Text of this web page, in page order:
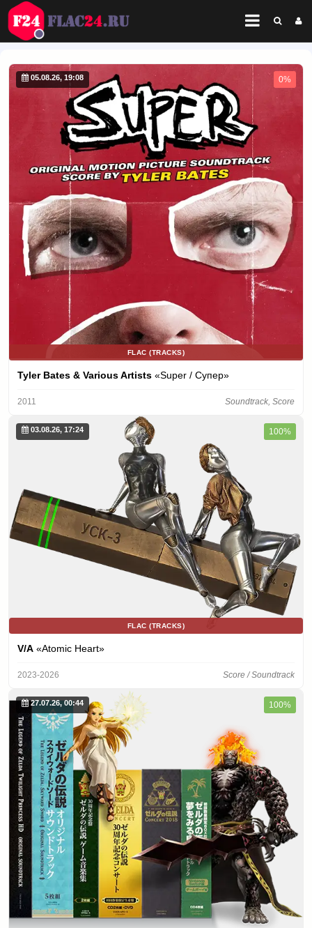
05.08.26, 19:08 0%
FLAC (TRACKS)
Tyler Bates & Various Artists «Super / Супер»
2011 Soundtrack, Score
03.08.26, 17:24 100%
FLAC (TRACKS)
V/A «Atomic Heart»
2023-2026 Score / Soundtrack
27.07.26, 00:44 100%